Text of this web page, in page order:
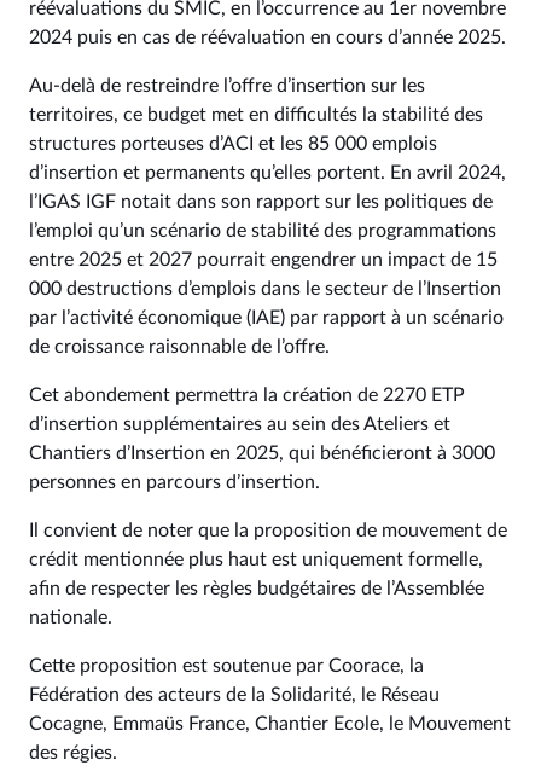
réévaluations du SMIC, en l’occurrence au 1er novembre
2024 puis en cas de réévaluation en cours d’année 2025.
Au-delà de restreindre l’offre d’insertion sur les
territoires, ce budget met en difficultés la stabilité des
structures porteuses d’ACI et les 85 000 emplois
d’insertion et permanents qu’elles portent. En avril 2024,
l’IGAS IGF notait dans son rapport sur les politiques de
l’emploi qu’un scénario de stabilité des programmations
entre 2025 et 2027 pourrait engendrer un impact de 15
000 destructions d’emplois dans le secteur de l’Insertion
par l’activité économique (IAE) par rapport à un scénario
de croissance raisonnable de l’offre.
Cet abondement permettra la création de 2270 ETP
d’insertion supplémentaires au sein des Ateliers et
Chantiers d’Insertion en 2025, qui bénéficieront à 3000
personnes en parcours d’insertion.
Il convient de noter que la proposition de mouvement de
crédit mentionnée plus haut est uniquement formelle,
afin de respecter les règles budgétaires de l’Assemblée
nationale.
Cette proposition est soutenue par Coorace, la
Fédération des acteurs de la Solidarité, le Réseau
Cocagne, Emmaüs France, Chantier Ecole, le Mouvement
des régies.